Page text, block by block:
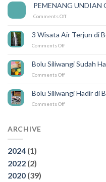
Karena
ada
DELIVERY
PEMENANG UNDIAN
Comments Offon
GEBYAR
3 Wisata Air Terjun di
Comments Offon
Air
Terjun
Bogor,
Wajib
di
Bolu Siliwangi Sudah
Comments Offon
Sudah
Hadir
Bolu Siliwangi Hadir di
Comments Offon
ARCHIVE
2024 (1)
2022 (2)
2020 (39)